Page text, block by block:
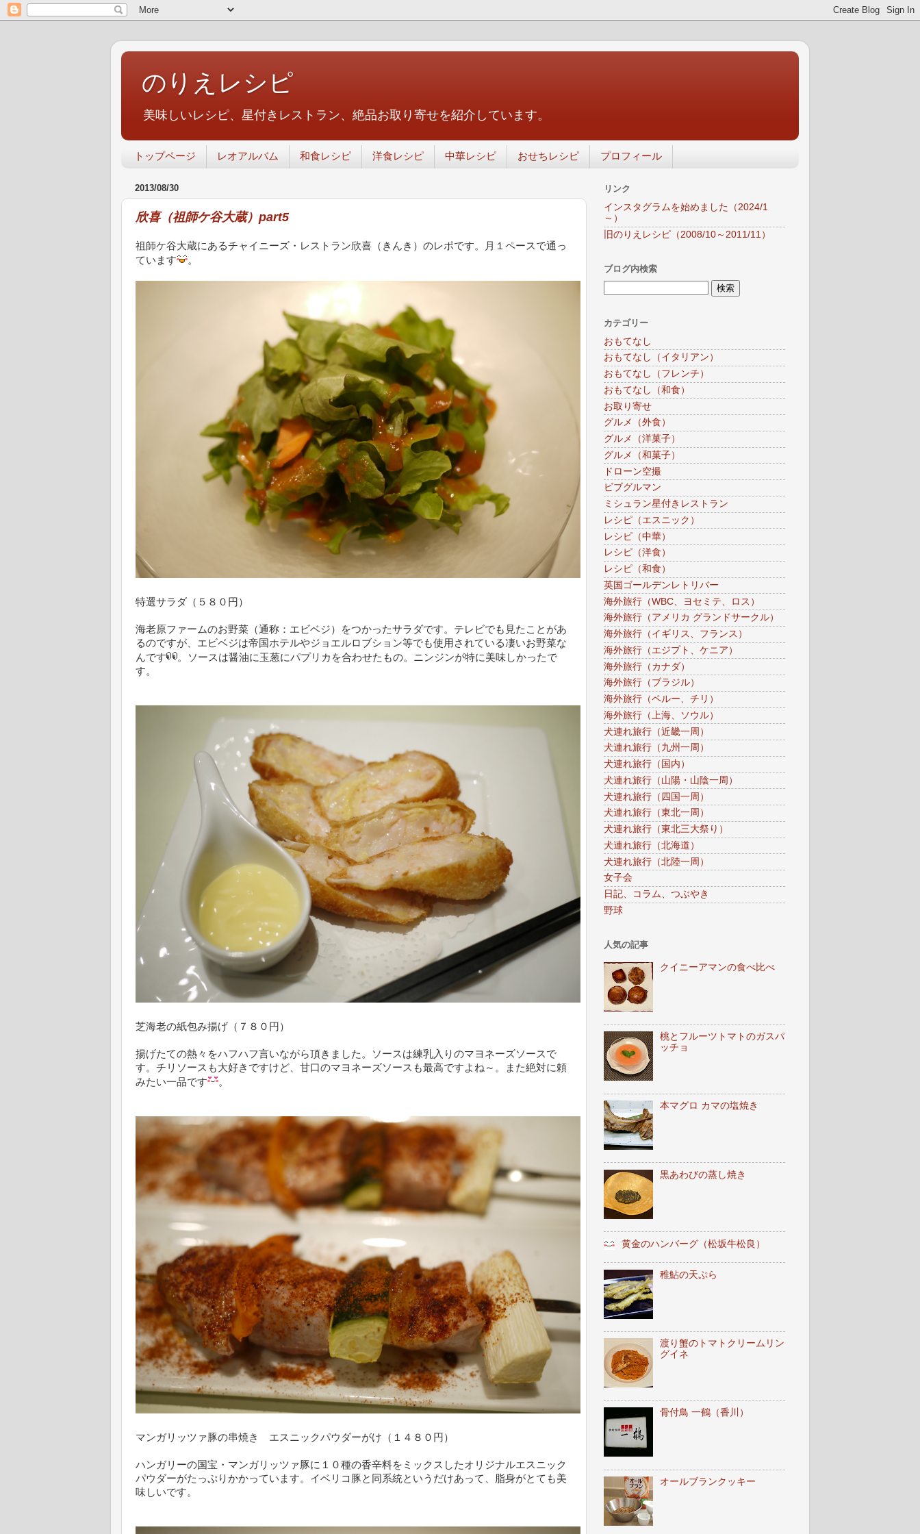
のりえレシピ
美味しいレシピ、星付きレストラン、絶品お取り寄せを紹介しています。
トップページ レオアルバム 和食レシピ 洋食レシピ 中華レシピ おせちレシピ プロフィール
2013/08/30
欣喜（祖師ケ谷大蔵）part5
祖師ケ谷大蔵にあるチャイニーズ・レストラン欣喜（きんき）のレポです。月１ペースで通っ
ています
。
特選サラダ（５８０円）
海老原ファームのお野菜（通称：エビベジ）をつかったサラダです。テレビでも見たことがあ
るのですが、エビベジは帝国ホテルやジョエルロブション等でも使用されている凄いお野菜な
んです
。ソースは醤油に玉葱にパプリカを合わせたもの。ニンジンが特に美味しかったで
す。
芝海老の紙包み揚げ（７８０円）
揚げたての熱々をハフハフ言いながら頂きました。ソースは練乳入りのマヨネーズソースで
す。チリソースも大好きですけど、甘口のマヨネーズソースも最高ですよね～。また絶対に頼
みたい一品です
。
マンガリッツァ豚の串焼き エスニックパウダーがけ（１４８０円）
ハンガリーの国宝・マンガリッツァ豚に１０種の香辛料をミックスしたオリジナルエスニック
パウダーがたっぷりかかっています。イベリコ豚と同系統というだけあって、脂身がとても美
味しいです。
リンク
インスタグラムを始めました（2024/1
～）
旧のりえレシピ（2008/10～2011/11）
ブログ内検索
カテゴリー
おもてなし
おもてなし（イタリアン）
おもてなし（フレンチ）
おもてなし（和食）
お取り寄せ
グルメ（外食）
グルメ（洋菓子）
グルメ（和菓子）
ドローン空撮
ビブグルマン
ミシュラン星付きレストラン
レシピ（エスニック）
レシピ（中華）
レシピ（洋食）
レシピ（和食）
英国ゴールデンレトリバー
海外旅行（WBC、ヨセミテ、ロス）
海外旅行（アメリカ グランドサークル）
海外旅行（イギリス、フランス）
海外旅行（エジプト、ケニア）
海外旅行（カナダ）
海外旅行（ブラジル）
海外旅行（ペルー、チリ）
海外旅行（上海、ソウル）
犬連れ旅行（近畿一周）
犬連れ旅行（九州一周）
犬連れ旅行（国内）
犬連れ旅行（山陽・山陰一周）
犬連れ旅行（四国一周）
犬連れ旅行（東北一周）
犬連れ旅行（東北三大祭り）
犬連れ旅行（北海道）
犬連れ旅行（北陸一周）
女子会
日記、コラム、つぶやき
野球
人気の記事
クイニーアマンの食べ比べ
桃とフルーツトマトのガスパ
ッチョ
本マグロ カマの塩焼き
黒あわびの蒸し焼き
黄金のハンバーグ（松坂牛松良）
稚鮎の天ぷら
渡り蟹のトマトクリームリン
グイネ
骨付鳥 一鶴（香川）
オールブランクッキー